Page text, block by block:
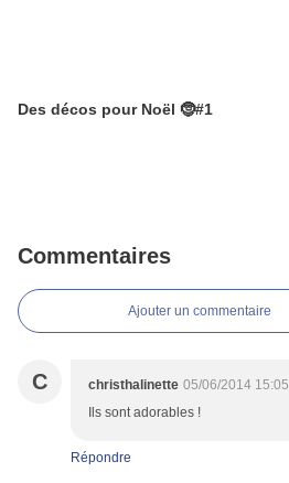
Des décos pour Noël 🤶#1
Commentaires
Ajouter un commentaire
C christhalinette 05/06/2014 15:05
Ils sont adorables !
Répondre